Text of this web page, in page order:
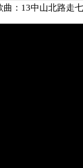
曲：13中山北路走